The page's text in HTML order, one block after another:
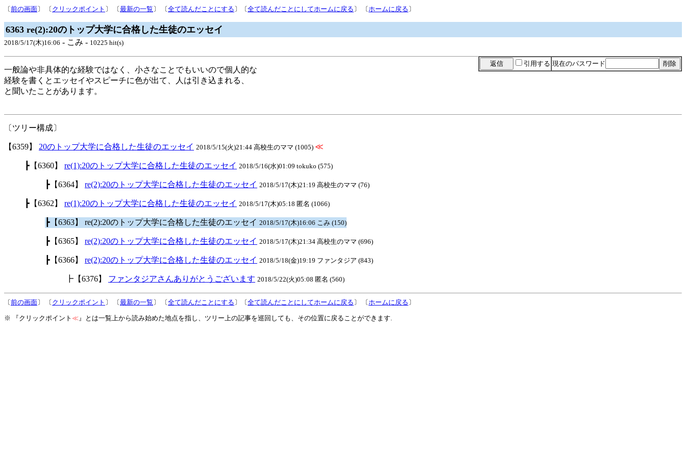
〔前の画面〕 〔 クリックポイント 〕 〔最新の一覧 〕 〔全て読んだことにする 〕〔全て読んだことにしてホームに戻る 〕 〔ホームに戻る 〕
6363 re(2):20のトップ大学に合格した生徒のエッセイ
2018/5/17(木)16:06 - こみ - 10225 hit(s)
引用する 現在のパスワード
一般論や非具体的な経験ではなく、小さなことでもいいので個人的な
経験を書くとエッセイやスピーチに色が出て、人は引き込まれる、
と聞いたことがあります。
〔ツリー構成〕
【6359】 20のトップ大学に合格した生徒のエッセイ 2018/5/15(火)21:44 高校生のママ (1005) ≪
┣【6360】 re(1):20のトップ大学に合格した生徒のエッセイ 2018/5/16(水)01:09 tokuko (575)
┣【6364】 re(2):20のトップ大学に合格した生徒のエッセイ 2018/5/17(木)21:19 高校生のママ (76)
┣【6362】 re(1):20のトップ大学に合格した生徒のエッセイ 2018/5/17(木)05:18 匿名 (1066)
┣【6363】 re(2):20のトップ大学に合格した生徒のエッセイ 2018/5/17(木)16:06 こみ (150)
┣【6365】 re(2):20のトップ大学に合格した生徒のエッセイ 2018/5/17(木)21:34 高校生のママ (696)
┣【6366】 re(2):20のトップ大学に合格した生徒のエッセイ 2018/5/18(金)19:19 ファンタジア (843)
┣【6376】 ファンタジアさんありがとうございます 2018/5/22(火)05:08 匿名 (560)
〔前の画面〕 〔 クリックポイント 〕 〔最新の一覧 〕 〔全て読んだことにする 〕〔全て読んだことにしてホームに戻る 〕 〔ホームに戻る 〕
※ 『クリックポイント ≪』とは一覧上から読み始めた地点を指し、ツリー上の記事を巡回しても、その位置に戻ることができます.